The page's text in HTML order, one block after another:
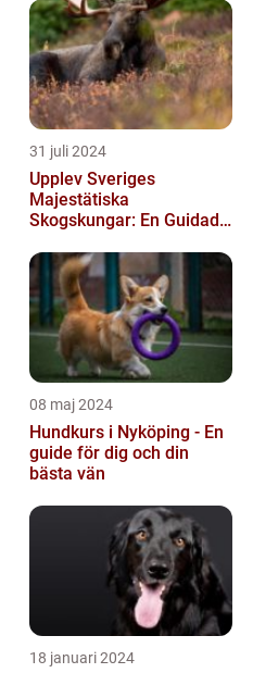
31 juli 2024
Upplev Sveriges
Majestätiska
Skogskungar: En Guidad
08 maj 2024
Hundkurs i Nyköping - En
guide för dig och din
bästa vän
18 januari 2024